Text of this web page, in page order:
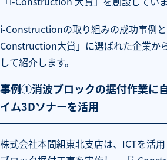
i-Constructionの取り組みの成功事例
Construction大賞」に選ばれた企業か
して紹介します。
事例①消波ブロックの据付作業に
イム3Dソナーを活用
株式会社本間組東北支店は、ICTを活